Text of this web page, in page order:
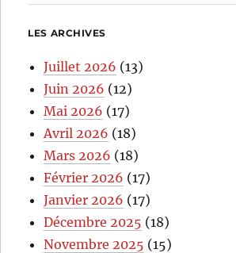
LES ARCHIVES
Juillet 2026 (13)
Juin 2026 (12)
Mai 2026 (17)
Avril 2026 (18)
Mars 2026 (18)
Février 2026 (17)
Janvier 2026 (17)
Décembre 2025 (18)
Novembre 2025 (15)